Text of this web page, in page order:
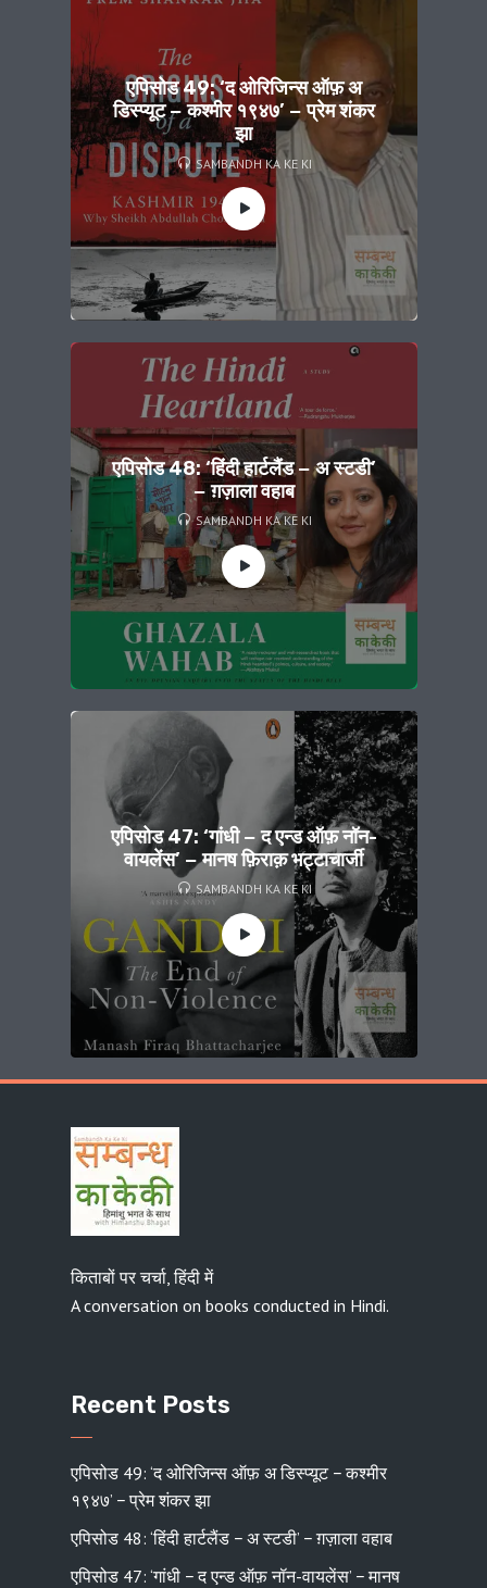
एपिसोड 49: ‘द ओरिजिन्स ऑफ़ अ
डिस्प्यूट − कश्मीर १९४७’ − प्रेम शंकर
झा
SAMBANDH KA KE KI
एपिसोड 48: ‘हिंदी हार्टलैंड − अ स्टडी’
− ग़ज़ाला वहाब
SAMBANDH KA KE KI
एपिसोड 47: ‘गांधी − द एन्ड ऑफ़ नॉन-
वायलेंस’ − मानष फ़िराक़ भट्टाचार्जी
SAMBANDH KA KE KI
किताबों पर चर्चा, हिंदी में
A conversation on books conducted in Hindi.
Recent Posts
एपिसोड 49: ‘द ओरिजिन्स ऑफ़ अ डिस्प्यूट − कश्मीर
१९४७’ − प्रेम शंकर झा
एपिसोड 48: ‘हिंदी हार्टलैंड − अ स्टडी’ − ग़ज़ाला वहाब
एपिसोड 47: ‘गांधी − द एन्ड ऑफ़ नॉन-वायलेंस’ − मानष